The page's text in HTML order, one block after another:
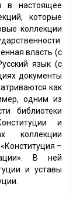
в настоящее
которые
коллекции
власть (с
язык (с
документы
как
одним из
библиотеки
и
коллекции
–
В ней
и уставы